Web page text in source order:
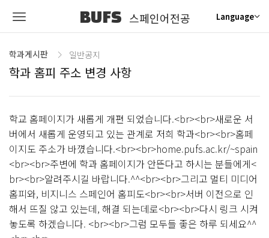
BUFS 스페인어전공 Language
학과게시판 일반공지
학과 홈피 주소 변경 사항
학교 홈페이지가 새롭게 개편 되었습니다.<br><br>새로운 서
버에서 새롭게 운영되고 있는 관계로 저희 학과<br><br>홈페
이지도 주소가 바꼈습니다.<br><br>home.pufs.ac.kr/~spain
<br><br>주변에 학과 홈페이지가 안뜬다고 하시는 분들에게<
br><br>알려주시길 바랍니다.^^<br><br>그리고 멀티 미디어
홈피와, 비지니스 스페인어 홈피도<br><br>서버 이전으로 인
해서 뜨질 않고 있는데, 해결 되는데로<br><br>다시 링크 시켜
놓도록 하겠습니다. <br><br>그럼 모두들 좋은 하루 되세요^^